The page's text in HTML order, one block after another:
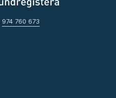
974 760 673